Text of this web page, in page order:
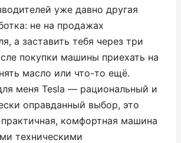
уже давно другая
не на продажах
а заставить тебя через три
покупки машины приехать на
масло или что-то ещё.
меня Tesla — рациональный и
оправданный выбор, это
практичная, комфортная машина
техническими